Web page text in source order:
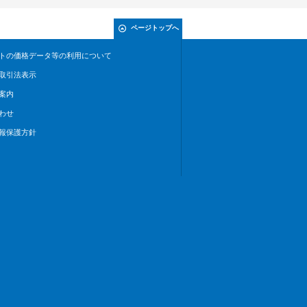
ページトップへ
の価格データ等の利用について
引法表示
内
せ
保護方針